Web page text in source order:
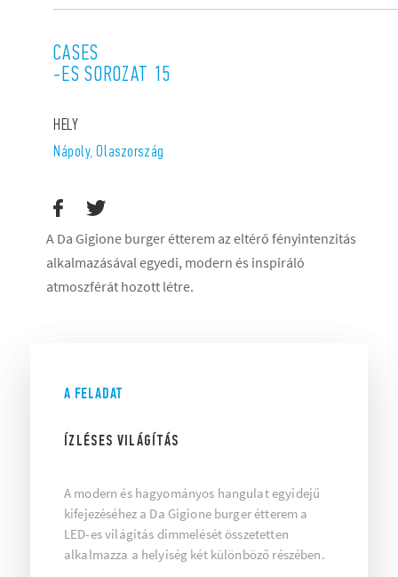
CASES
-ES SOROZAT 15
HELY
Nápoly, Olaszország
A Da Gigione burger étterem az eltérő fényintenzitás
alkalmazásával egyedi, modern és inspiráló
atmoszférát hozott létre.
A FELADAT
ÍZLÉSES VILÁGÍTÁS
A modern és hagyományos hangulat egyidejű
kifejezéséhez a Da Gigione burger étterem a
LED-es világítás dimmelését összetetten
alkalmazza a helyiség két különböző részében.